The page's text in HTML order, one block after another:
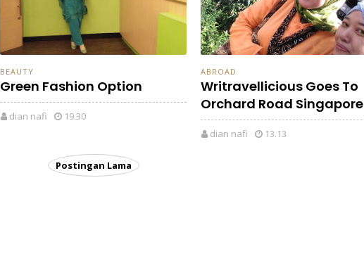
BEAUTY
Green Fashion Option
dian nafi 19.30
ABROAD
Writravellicious Goes To
Orchard Road Singapore
dian nafi 13.13
Postingan Lama